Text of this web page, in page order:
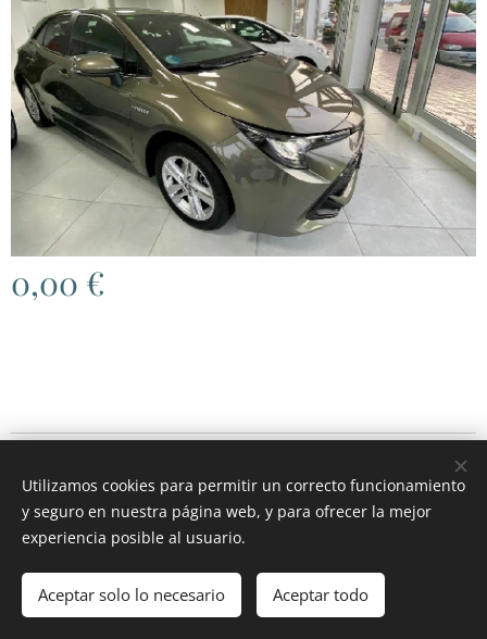
0,00 €
Agotado
Cookies
Utilizamos cookies para permitir un correcto funcionamiento
y seguro en nuestra página web, y para ofrecer la mejor
experiencia posible al usuario.
Aceptar solo lo necesario Aceptar todo